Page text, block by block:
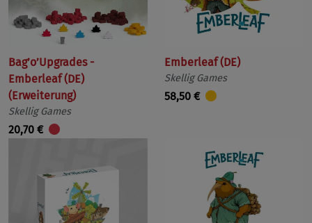
Bag’o’Upgrades -
Emberleaf (DE)
(Erweiterung)
Skellig Games
20,70 €
Emberleaf (DE)
Skellig Games
58,50 €